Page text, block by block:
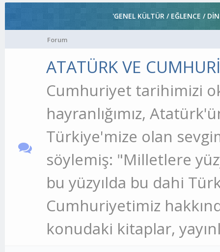
'GENEL KÜLTÜR / EĞLENCE /
Forum
ATATÜRK VE
Cumhuriyet tarihimizi
hayranlığımız,
Türkiye'mize olan
söylemiş: "Milletlere
bu yüzyılda bu dahi
Cumhuriyetimiz
konudaki kitaplar,